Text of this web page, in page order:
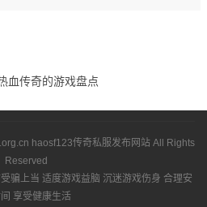
血传奇的游戏盘点
haosf123传奇私服发布网站 All Rights
Reserved
骗上当 适度游戏益脑 沉迷游戏伤身 合理安
享受健康生活